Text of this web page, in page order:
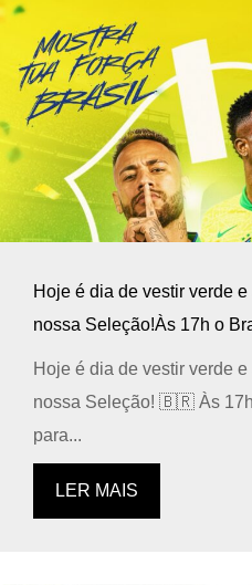
Hoje é dia de vestir verde
nossa Seleção!Às 17h o
Hoje é dia de vestir verde
nossa Seleção! 🇧🇷 Às
para...
LER MAIS